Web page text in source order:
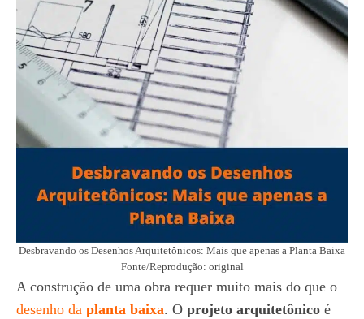
Desbravando os Desenhos Arquitetônicos: Mais que apenas a Planta Baixa
Fonte/Reprodução: original
A construção de uma obra requer muito mais do que o
desenho da planta baixa. O projeto arquitetônico é